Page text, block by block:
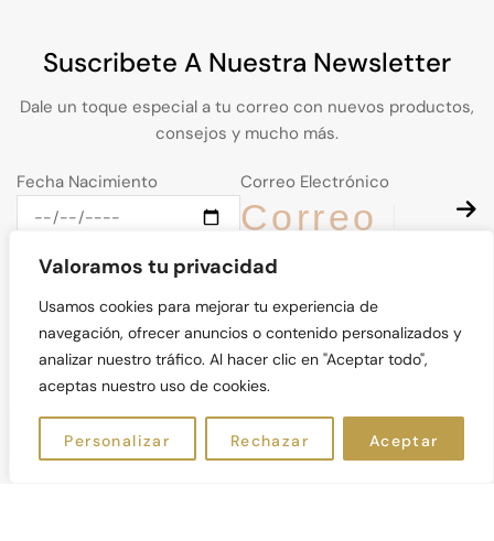
Valoramos tu privacidad
Usamos cookies para mejorar tu experiencia de
navegación, ofrecer anuncios o contenido personalizados y
analizar nuestro tráfico. Al hacer clic en "Aceptar todo",
aceptas nuestro uso de cookies.
Personalizar Rechazar Aceptar
Suscribete A Nuestra Newsletter
Dale un toque especial a tu correo con nuevos productos,
consejos y mucho más.
Fecha Nacimiento Correo Electrónico
© Kalos Natural 2026. Derechos Reservados